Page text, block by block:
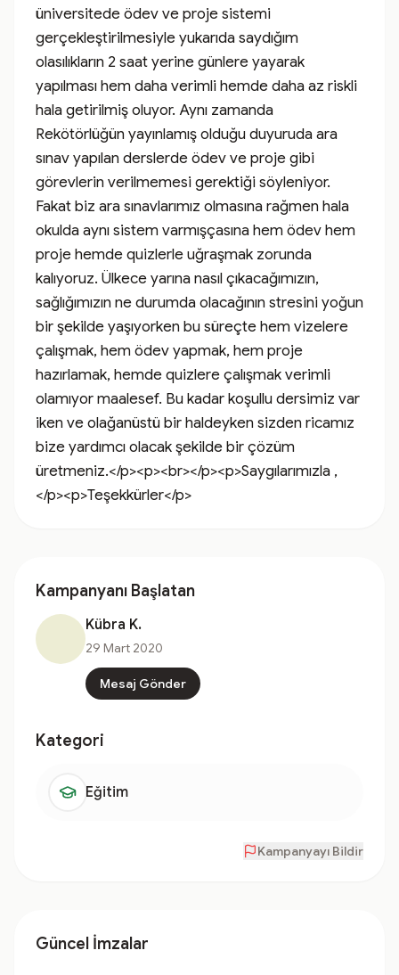
üniversitede ödev ve proje sistemi
gerçekleştirilmesiyle yukarıda saydığım
olasılıkların 2 saat yerine günlere yayarak
yapılması hem daha verimli hemde daha az riskli
hala getirilmiş oluyor. Aynı zamanda
Rekötörlüğün yayınlamış olduğu duyuruda ara
sınav yapılan derslerde ödev ve proje gibi
görevlerin verilmemesi gerektiği söyleniyor.
Fakat biz ara sınavlarımız olmasına rağmen hala
okulda aynı sistem varmışçasına hem ödev hem
proje hemde quizlerle uğraşmak zorunda
kalıyoruz. Ülkece yarına nasıl çıkacağımızın,
sağlığımızın ne durumda olacağının stresini yoğun
bir şekilde yaşıyorken bu süreçte hem vizelere
çalışmak, hem ödev yapmak, hem proje
hazırlamak, hemde quizlere çalışmak verimli
olamıyor maalesef. Bu kadar koşullu dersimiz var
iken ve olağanüstü bir haldeyken sizden ricamız
bize yardımcı olacak şekilde bir çözüm
üretmeniz.</p><p><br></p><p>Saygılarımızla ,
</p><p>Teşekkürler</p>
Kampanyanı Başlatan
Kübra K.
29 Mart 2020
Mesaj Gönder
Kategori
Eğitim
Kampanyayı Bildir
Güncel İmzalar